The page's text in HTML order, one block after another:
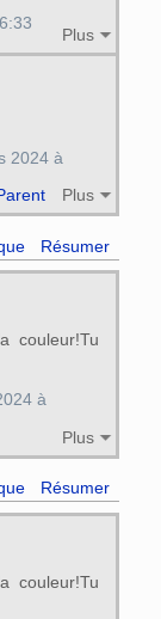
Plus
Plus
2024 à
Résumer
couleur!Tu
Plus
à
Résumer
couleur!Tu